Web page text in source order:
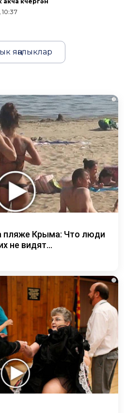
10:37
яңалыклар
i
пляже Крыма: Что люди
не видят...
i